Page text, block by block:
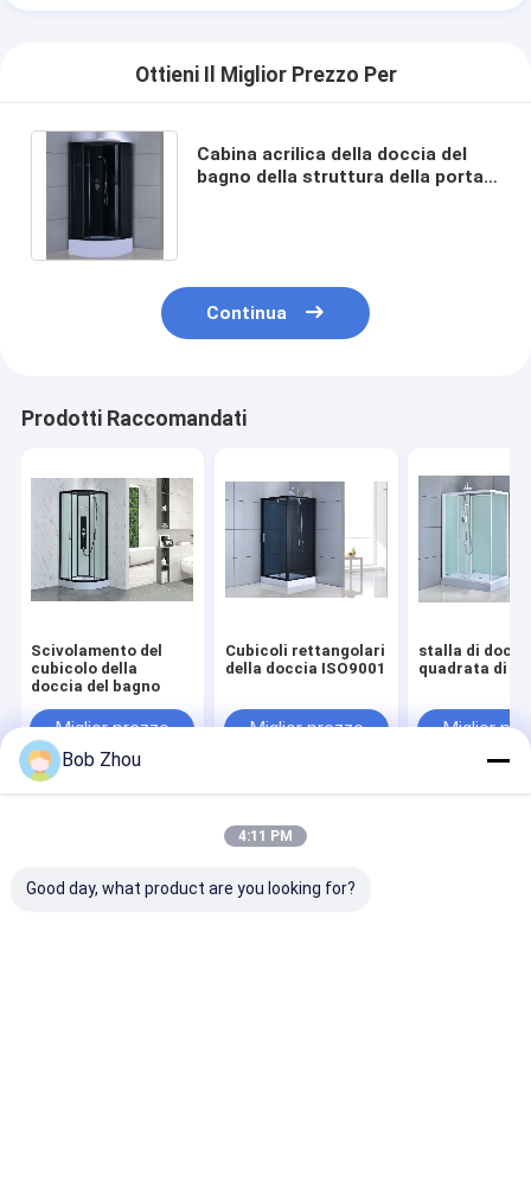
Ottieni Il Miglior Prezzo Per
Cabina acrilica della doccia del
bagno della struttura della porta
Continua
Prodotti Raccomandati
Scivolamento del
cubicolo della
doccia del bagno
Miglior prezzo
Cubicoli rettangolari
della doccia ISO9001
Miglior prezzo
stalla di
quadrata di
Miglior
Mappa del sito
Politica sulla privacy
Aidele Sanitary Ware Co., Ltd.. All Rights Reserved.
Bob Zhou
4:11 PM
Good day, what product are you looking for?